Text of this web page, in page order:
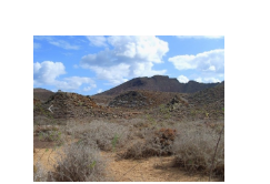
LIG AL02: La Caldera